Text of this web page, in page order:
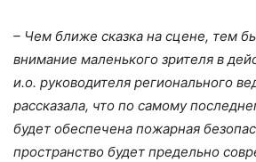
– Чем ближе сказка на сцене, тем
внимание маленького зрителя в
и.о. руководителя регионального
рассказала, что по самому
будет обеспечена пожарная
пространство будет предельно